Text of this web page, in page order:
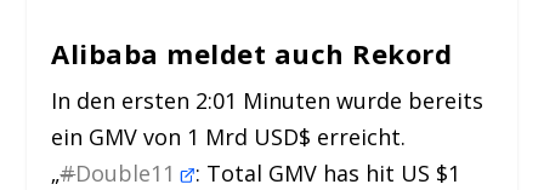
Alibaba meldet auch Rekord
In den ersten 2:01 Minuten wurde bereits
ein GMV von 1 Mrd USD$ erreicht.
„#Double11
: Total GMV has hit US $1